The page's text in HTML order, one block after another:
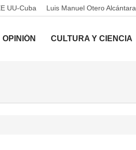
UU-Cuba Luis Manuel Otero Alcántara
OPINIÓN CULTURA Y CIENCIA